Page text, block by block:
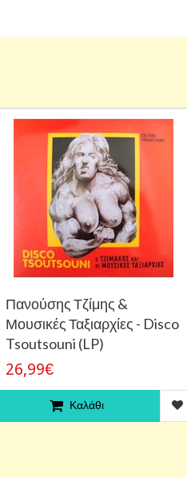
Πανούσης Τζίμης &
Μουσικές Ταξιαρχίες - Disco
Tsoutsouni (LP)
26,99€
Καλάθι